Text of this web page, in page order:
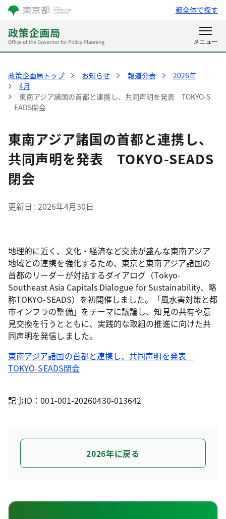
都全体で探す
政策企画局トップ お知らせ 報道発表
2026年
4月
東南アジア諸国の首都と連携し、共同声明を発表 TOKYO-S
EADS閉会
東南アジア諸国の首都と連携し、
共同声明を発表 TOKYO-SEADS
閉会
更新日 2026年4月30日
地理的に近く、文化・経済など交流が盛んな東南アジア
地域との連携を強化するため、東京と東南アジア諸国の
首都のリーダーが対話するダイアログ（Tokyo-
Southeast Asia Capitals Dialogue for Sustainability、略
称TOKYO-SEADS）を初開催しました。「風水害対策と都
市インフラの整備」をテーマに議論し、知見の共有や意
見交換を行うとともに、実践的な取組の推進に向けた共
同声明を発信しました。
東南アジア諸国の首都と連携し、共同声明を発表
TOKYO-SEADS閉会
記事ID：001-001-20260430-013642
2026年に戻る